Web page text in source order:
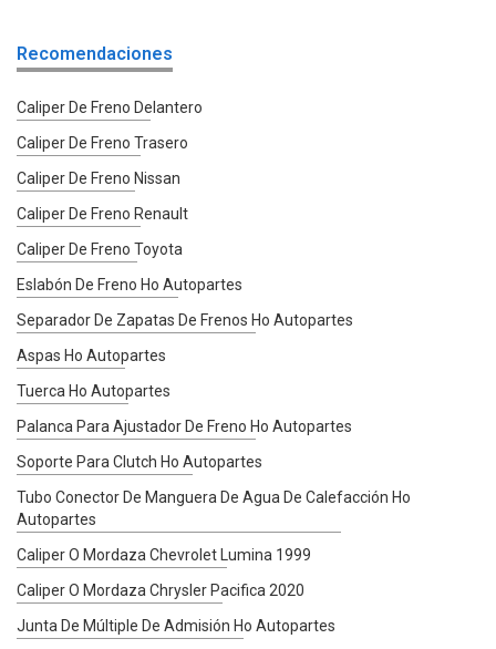
Recomendaciones
Caliper De Freno Delantero
Caliper De Freno Trasero
Caliper De Freno Nissan
Caliper De Freno Renault
Caliper De Freno Toyota
Eslabón De Freno Ho Autopartes
Separador De Zapatas De Frenos Ho Autopartes
Aspas Ho Autopartes
Tuerca Ho Autopartes
Palanca Para Ajustador De Freno Ho Autopartes
Soporte Para Clutch Ho Autopartes
Tubo Conector De Manguera De Agua De Calefacción Ho
Autopartes
Caliper O Mordaza Chevrolet Lumina 1999
Caliper O Mordaza Chrysler Pacifica 2020
Junta De Múltiple De Admisión Ho Autopartes